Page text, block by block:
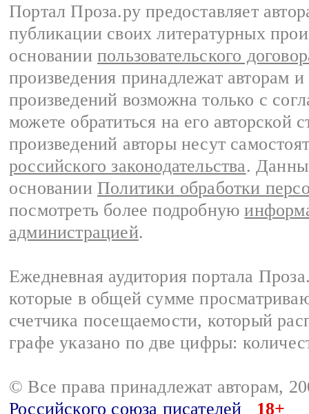
Портал Проза.ру предоставляет
публикации своих литературных
основании пользовательского
произведения принадлежат авторам
произведений возможна только с
можете обратиться на его авторской
произведений авторы несут
российского законодательства.
основании Политики обработки
посмотреть более подробную
администрацией.
Ежедневная аудитория портала
которые в общей сумме
счетчика посещаемости, который
графе указано по две цифры:
© Все права принадлежат авторам,
Российского союза писателей
18+